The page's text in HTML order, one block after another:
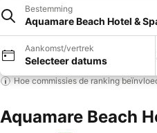
Bestemming
Aquamare Beach Hotel &
Aankomst/vertrek
Selecteer datums
Hoe commissies de ranking
Aquamare Beach